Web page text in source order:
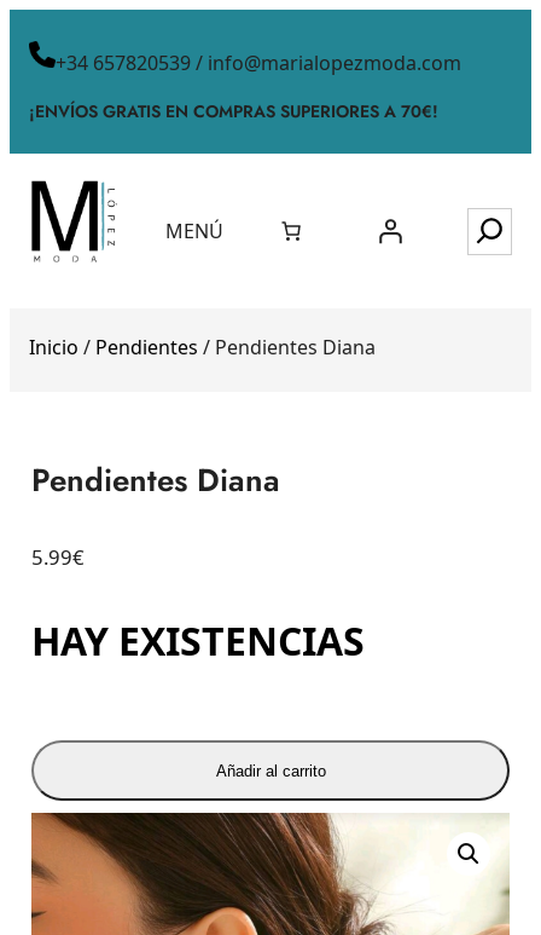
+34 657820539 / info@marialopezmoda.com
¡ENVÍOS GRATIS EN COMPRAS SUPERIORES A 70€!
MENÚ
Inicio / Pendientes / Pendientes Diana
Pendientes Diana
5.99€
HAY EXISTENCIAS
Añadir al carrito